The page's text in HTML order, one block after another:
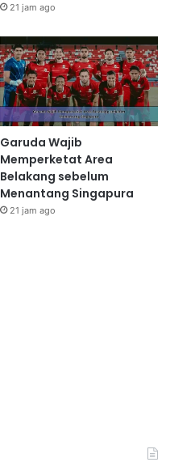
21 jam ago
Garuda Wajib
Memperketat Area
Belakang sebelum
Menantang Singapura
21 jam ago